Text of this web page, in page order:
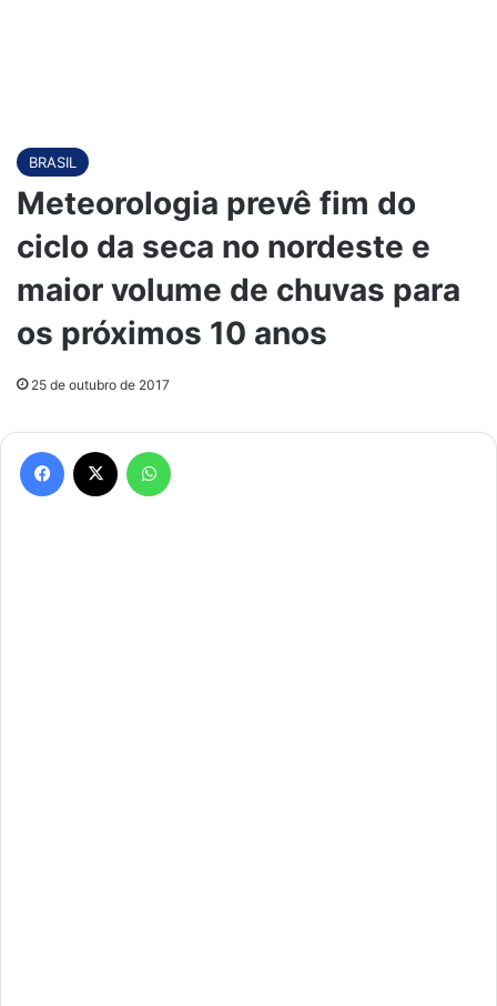
BRASIL
Meteorologia prevê fim do
ciclo da seca no nordeste e
maior volume de chuvas para
os próximos 10 anos
25 de outubro de 2017